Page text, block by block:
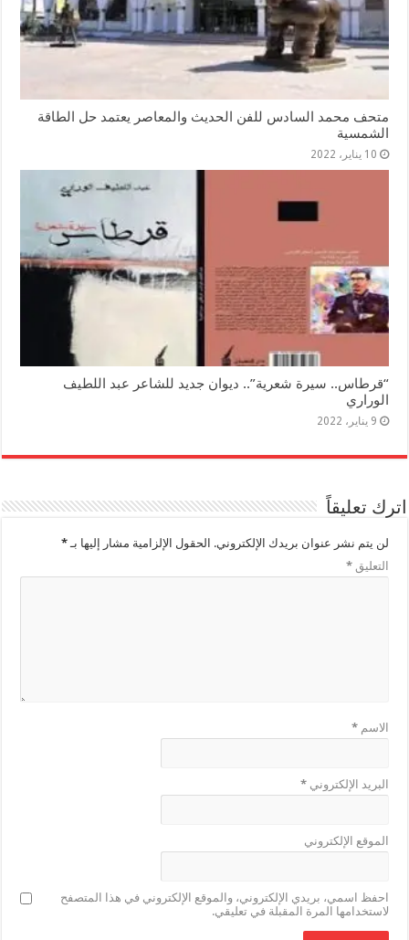
متحف محمد السادس للفن الحديث والمعاصر يعتمد حل الطاقة
الشمسية
10 يناير، 2022
“قرطاس.. سيرة شعرية”.. ديوان جديد للشاعر عبد اللطيف
الوراري
9 يناير، 2022
اترك تعليقاً
لن يتم نشر عنوان بريدك الإلكتروني. الحقول الإلزامية مشار إليها بـ*
التعليق*
الاسم*
البريد الإلكتروني*
الموقع الإلكتروني
احفظ اسمي، بريدي الإلكتروني، والموقع الإلكتروني في هذا المتصفح
لاستخدامها المرة المقبلة في تعليقي.